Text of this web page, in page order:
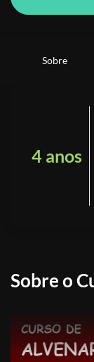
Sobre
4 anos
Sobre o